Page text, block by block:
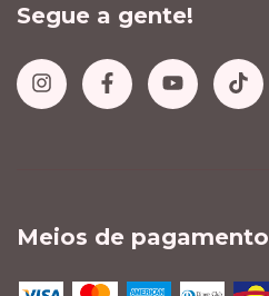
Segue a gente!
Meios de pagamento